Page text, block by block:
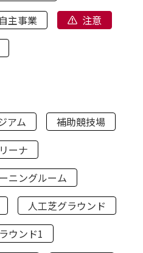
主事業
注意
アム
補助競技場
ーナ
ニングルーム
人工芝グラウンド
ウンド1